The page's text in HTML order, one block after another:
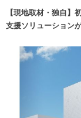
【現地取材・独自
支援ソリューション